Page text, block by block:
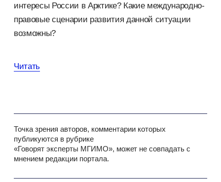
интересы России в Арктике? Какие международно-
правовые сценарии развития данной ситуации
возможны?
Читать
Точка зрения авторов, комментарии которых
публикуются в рубрике
«Говорят эксперты МГИМО», может не совпадать с
мнением редакции портала.